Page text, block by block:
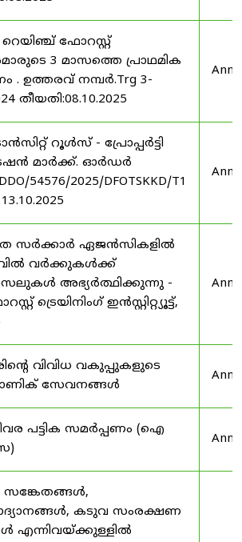
റെയിഞ്ച് ഫോറസ്റ്റ്
3 മാസത്തെ പ്രാഥമിക
. ഉത്തരവ് നമ്പർ.Trg 3-
തീയതി:08.10.2025
റൂൾസ് - പ്രോപ്പർട്ടി
മാർക്ക്. ഓർഡർ
54576/2025/DFOTSKKD/T1
സർക്കാർ ഏജൻസികളിൽ
വർക്കുകൾക്ക്
അഭ്യർത്ഥിക്കുന്നു -
ട്രെയിനിംഗ് ഇൻസ്റ്റിറ്റ്യൂട്ട്,
വിവിധ വകുപ്പുകളുടെ
സേവനങ്ങൾ
പട്ടിക സമർപ്പണം (ഐ
സങ്കേതങ്ങൾ,
കടുവ സംരക്ഷണ
എന്നിവയ്ക്കുള്ളിൽ